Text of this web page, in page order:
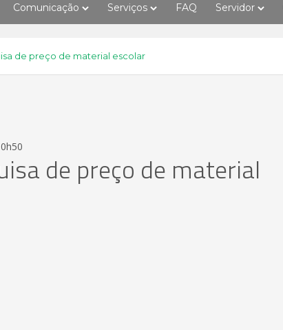
Comunicação Serviços FAQ Servidor
de preço de material escolar
de preço de material